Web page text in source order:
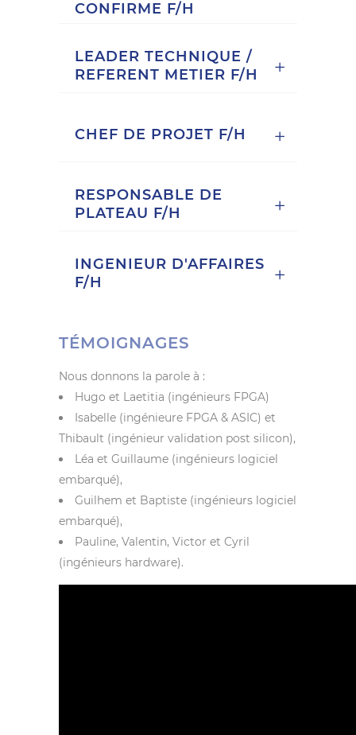
CONFIRME F/H
LEADER TECHNIQUE /
REFERENT METIER F/H
CHEF DE PROJET F/H
RESPONSABLE DE
PLATEAU F/H
INGENIEUR D'AFFAIRES
F/H
TÉMOIGNAGES
Nous donnons la parole à :
Hugo et Laetitia (ingénieurs FPGA)
Isabelle (ingénieure FPGA & ASIC) et
Thibault (ingénieur validation post silicon),
Léa et Guillaume (ingénieurs logiciel
embarqué),
Guilhem et Baptiste (ingénieurs logiciel
embarqué),
Pauline, Valentin, Victor et Cyril
(ingénieurs hardware).